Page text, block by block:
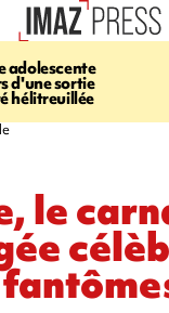
adolescente
d'une sortie
hélitreuillée
le